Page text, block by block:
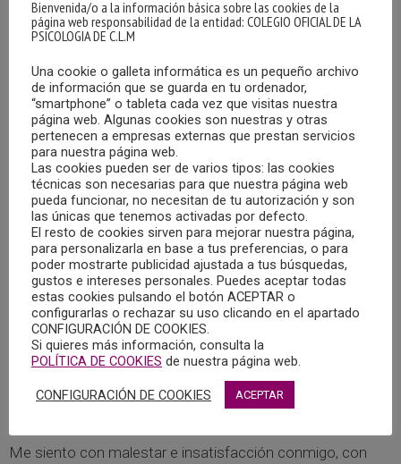
personas … MÁS
¿CÓMO SE SI NECESITO UN TRATAMIENTO
PSICOLÓGICO?
Me siento con malestar e insatisfacción conmigo, con
Bienvenida/o a la información básica sobre las cookies de la
página web responsabilidad de la entidad: COLEGIO OFICIAL DE LA
PSICOLOGIA DE C.L.M
Una cookie o galleta informática es un pequeño archivo
de información que se guarda en tu ordenador,
“smartphone” o tableta cada vez que visitas nuestra
página web. Algunas cookies son nuestras y otras
pertenecen a empresas externas que prestan servicios
para nuestra página web.
Las cookies pueden ser de varios tipos: las cookies
técnicas son necesarias para que nuestra página web
pueda funcionar, no necesitan de tu autorización y son
las únicas que tenemos activadas por defecto.
El resto de cookies sirven para mejorar nuestra página,
para personalizarla en base a tus preferencias, o para
poder mostrarte publicidad ajustada a tus búsquedas,
gustos e intereses personales. Puedes aceptar todas
estas cookies pulsando el botón ACEPTAR o
configurarlas o rechazar su uso clicando en el apartado
CONFIGURACIÓN DE COOKIES.
Si quieres más información, consulta la
POLÍTICA DE COOKIES de nuestra página web.
CONFIGURACIÓN DE COOKIES ACEPTAR